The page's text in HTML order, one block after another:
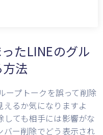
たLINEのグル
法
ープトークを誤って削除
えるか気になりますよ
ても相手には影響がな
バー削除でどう表示され